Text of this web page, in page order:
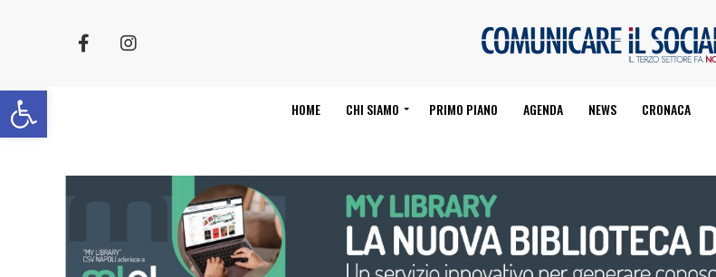
Apri la barra degli strumenti HOME CHI SIAMO PRIMO PIANO AGENDA NEWS CRONACA